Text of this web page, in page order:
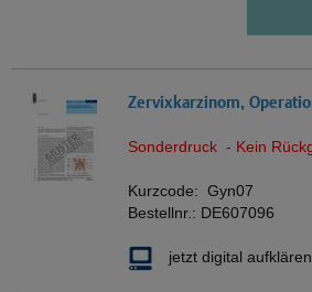
Zervixkarzinom,
Sonderdruck - Kein
Kurzcode: Gyn07
Bestellnr.: DE607096
jetzt digital aufklären